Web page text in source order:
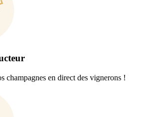
champagnes en direct des vignerons !